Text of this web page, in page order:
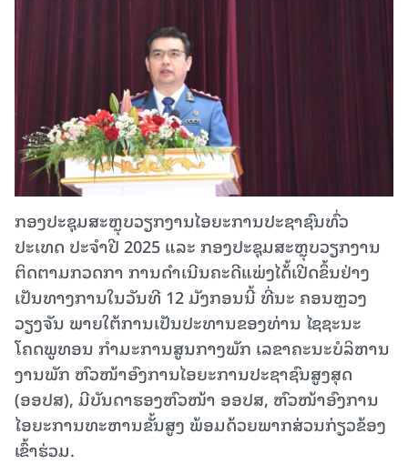
ກອງປະຊຸມສະຫຼຸບວຽກງານໄອຍະການປະຊາຊົນທົ່ວ
ປະເທດ ປະຈໍາປີ 2025 ແລະ ກອງປະຊຸມສະຫຼຸບວຽກງານ
ຕິດຕາມກວດກາ ການດໍາເນີນຄະດີແພ່ງໄດ້້ເປີດຂຶ້ນຢ່າງ
ເປັນທາງການໃນວັນທີ 12 ມັງກອນນີ້ ທີ່ນະ ຄອນຫຼວງ
ວຽງຈັນ ພາຍໃຕ້ການເປັນປະທານຂອງທ່ານ ໄຊຊະນະ
ໂຄດພູທອນ ກຳມະການສູນກາງພັກ ເລຂາຄະນະບໍລິຫານ
ງານພັກ ຫົວໜ້າອົງການໄອຍະການປະຊາຊົນສູງສຸດ
(ອອປສ), ມີບັນດາຮອງຫົວໜ້າ ອອປສ, ຫົວໜ້າອົງການ
ໄອຍະການທະຫານຂັ້ນສູງ ພ້ອມດ້ວຍພາກສ່ວນກ່ຽວຂ້ອງ
ເຂົ້າຮ່ວມ.